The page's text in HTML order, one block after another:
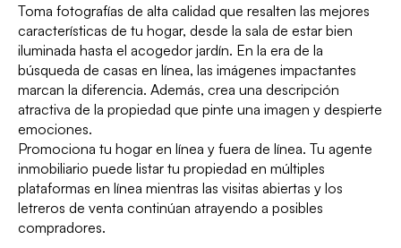
Toma fotografías de alta calidad que resalten las mejores
características de tu hogar, desde la sala de estar bien
iluminada hasta el acogedor jardín. En la era de la
búsqueda de casas en línea, las imágenes impactantes
marcan la diferencia. Además, crea una descripción
atractiva de la propiedad que pinte una imagen y despierte
emociones.
Promociona tu hogar en línea y fuera de línea. Tu agente
inmobiliario puede listar tu propiedad en múltiples
plataformas en línea mientras las visitas abiertas y los
letreros de venta continúan atrayendo a posibles
compradores.